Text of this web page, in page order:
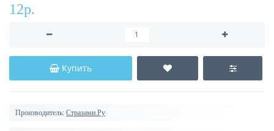
12р.
Купить
Производитель: Стразами.Ру